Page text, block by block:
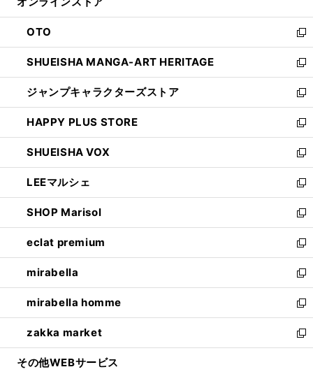
ウ
で
開
く
ン
ド
ウ
で
開
く
OTO
新
し
い
ウ
ィ
ン
ド
ウ
で
開
く
SHUEISHA MANGA-ART HERITAGE
新
し
い
ウ
ィ
ン
ド
ウ
で
開
く
ジャンプキャラクターズストア
新
し
い
ウ
ィ
ン
ド
ウ
で
開
く
HAPPY PLUS STORE
新
し
い
ウ
ィ
ン
ド
ウ
で
開
く
SHUEISHA VOX
新
し
い
ウ
ィ
ン
ド
ウ
で
開
く
LEEマルシェ
新
し
い
ウ
ィ
ン
ド
ウ
で
開
く
SHOP Marisol
新
し
い
ウ
ィ
ン
ド
ウ
で
開
eclat premium
新
し
い
ウ
ィ
ン
ド
ウ
mirabella
新
し
い
ウ
ィ
ン
mirabella homme
新
し
い
ウ
zakka market
新
し
その他WEBサービス